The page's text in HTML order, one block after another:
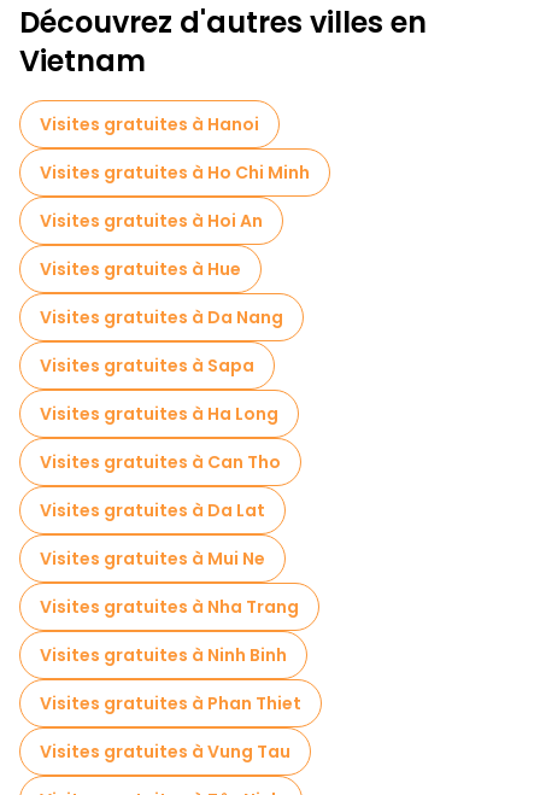
Découvrez d'autres villes en
Vietnam
Visites gratuites à Hanoi
Visites gratuites à Ho Chi Minh
Visites gratuites à Hoi An
Visites gratuites à Hue
Visites gratuites à Da Nang
Visites gratuites à Sapa
Visites gratuites à Ha Long
Visites gratuites à Can Tho
Visites gratuites à Da Lat
Visites gratuites à Mui Ne
Visites gratuites à Nha Trang
Visites gratuites à Ninh Binh
Visites gratuites à Phan Thiet
Visites gratuites à Vung Tau